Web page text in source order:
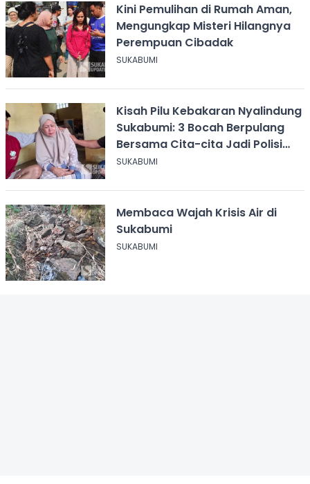
Kini Pemulihan di Rumah Aman,
Mengungkap Misteri Hilangnya
Perempuan Cibadak
SUKABUMI
Kisah Pilu Kebakaran Nyalindung
Sukabumi: 3 Bocah Berpulang
Bersama Cita-cita Jadi Polisi
dan Guru
SUKABUMI
Membaca Wajah Krisis Air di
Sukabumi
SUKABUMI